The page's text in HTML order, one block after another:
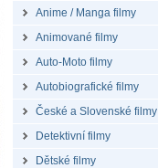
Anime / Manga filmy
Animované filmy
Auto-Moto filmy
Autobiografické filmy
České a Slovenské filmy
Detektivní filmy
Dětské filmy